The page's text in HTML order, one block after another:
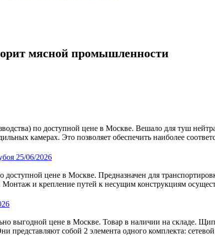
мясной промышленности
по доступной цене в Москве. Вешало для туш
камерах. Это позволяет обеспечить наиболее
25/06/2026
доступной цене в Москве. Предназначен для
и крепление путей к несущим конструкциям
выгодной цене в Москве. Товар в наличии на складе.
представляют собой 2 элемента одного комплекта: